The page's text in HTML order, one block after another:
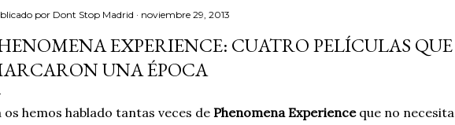
por Dont Stop Madrid noviembre 29, 2013
EXPERIENCE: CUATRO PELÍCULAS QUE
UNA ÉPOCA
os hemos hablado tantas veces de Phenomena Experienceque no necesita